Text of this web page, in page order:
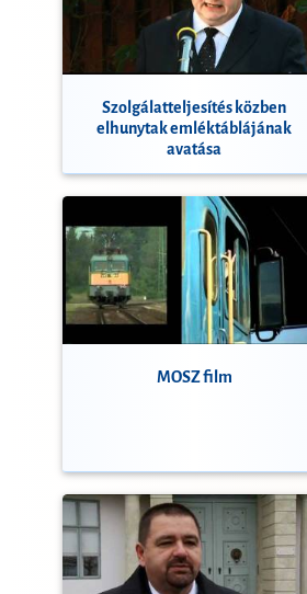
Szolgálatteljesítés közben
elhunytak emléktáblájának
avatása
MOSZ film